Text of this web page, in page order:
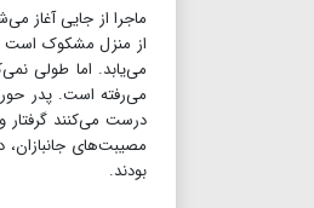
ماجرا از جایی آغاز
از منزل مشکوک است
می‌یابد. اما طولی
می‌رفته‌ است. پدر
درست می‌کنند گرفتار
مصیبت‌های
بودند.